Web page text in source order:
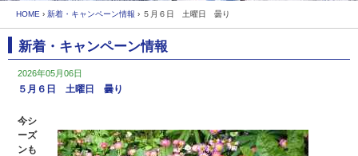
HOME › 新着・キャンペーン情報 › ５月６日 土曜日 曇り
新着・キャンペーン情報
2026年05月06日
５月６日 土曜日 曇り
今シ
ーズ
ンも